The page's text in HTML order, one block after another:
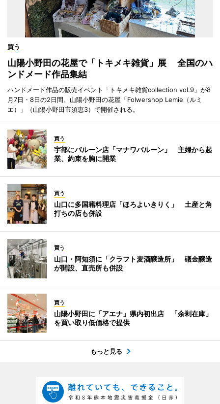
買う
山陽小野田の花屋で「トキメキ雑貨」展 全国のハ
ンドメード作品集結
ハンドメード作品の販売イベント「トキメキ雑貨collection vol.9」が8
月7日・8日の2日間、山陽小野田の花屋「Folwershop Lemie（ルミ
エ）」（山陽小野田市須恵3）で開催される。
買う
宇部にバルーン店「マナワバルーン」 主婦から起
業、約束を胸に開業
買う
山口に多国籍料理店「ほろよいきりく」 土産と角
打ちの店も併設
買う
山口・阿知須に「クラフト麦酒醸造所」 礒金醸造
が開設、直売所も併設
買う
山陽小野田に「アエナ」県内初出店 「余剰在庫」
を買い取り低価格で提供
もっと見る